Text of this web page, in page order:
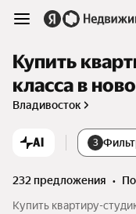
Купить
класса в
Владивосток
AI 3
232 предложения •
Купить квартиру-